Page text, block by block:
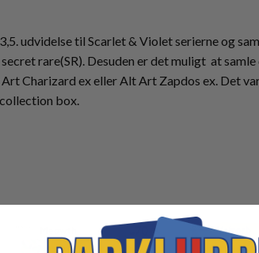
udvidelse til Scarlet & Violet serierne og
rare(SR). Desuden er det muligt at
Charizard ex eller Alt Art Zapdos ex. Det
box.